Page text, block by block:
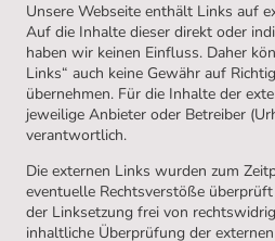
Unsere Webseite enthält Links auf
Auf die Inhalte dieser direkt oder
haben wir keinen Einfluss. Daher
Links“ auch keine Gewähr auf
übernehmen. Für die Inhalte der
jeweilige Anbieter oder Betreiber
verantwortlich.
Die externen Links wurden zum
eventuelle Rechtsverstöße
der Linksetzung frei von
inhaltliche Überprüfung der